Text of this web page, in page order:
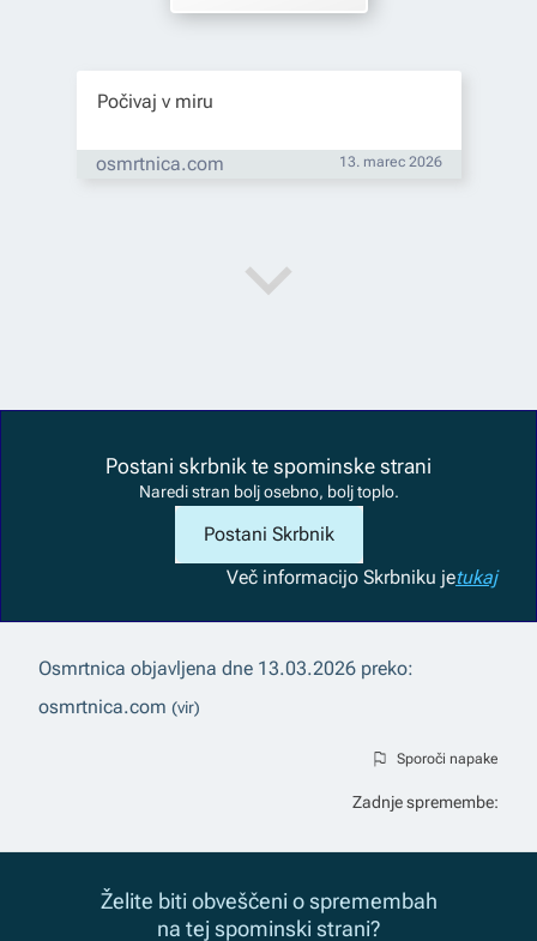
Počivaj v miru
osmrtnica.com 13. marec 2026
Postani skrbnik te spominske strani
Naredi stran bolj osebno, bolj toplo.
Postani Skrbnik
Več informacijo Skrbniku jetukaj
Osmrtnica objavljena dne 13.03.2026 preko:
osmrtnica.com (vir)
Sporoči napake
Zadnje spremembe:
Želite biti obveščeni o spremembah
na tej spominski strani?